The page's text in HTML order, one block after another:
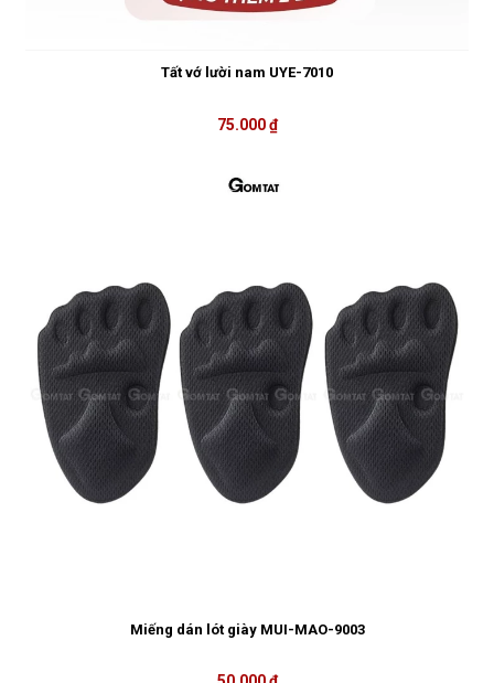
Tất vớ lười nam UYE-7010
75.000 ₫
Miếng dán lót giày MUI-MAO-9003